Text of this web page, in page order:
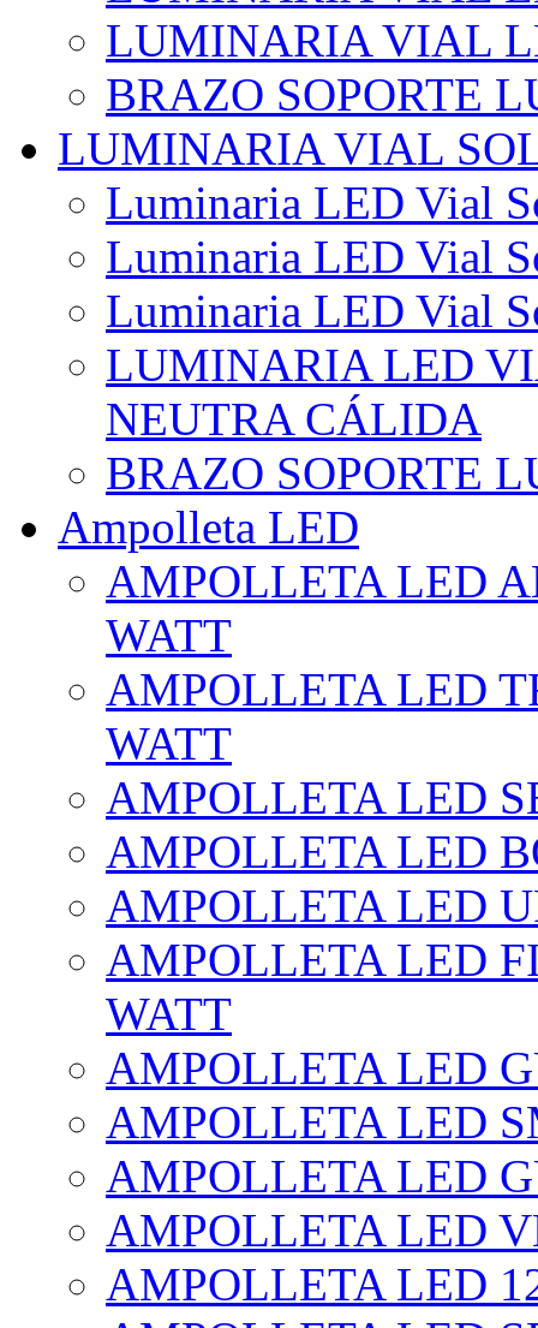
LUMINARIA VIAL
BRAZO SOPORTE
LUMINARIA VIAL
Luminaria LED Vial
Luminaria LED Vial
Luminaria LED Vial
LUMINARIA LED
NEUTRA CÁLIDA
BRAZO SOPORTE
Ampolleta LED
AMPOLLETA LED
WATT
AMPOLLETA LED
WATT
AMPOLLETA LED
AMPOLLETA LED
AMPOLLETA LED
AMPOLLETA LED
WATT
AMPOLLETA LED
AMPOLLETA LED
AMPOLLETA LED
AMPOLLETA LED
AMPOLLETA LED